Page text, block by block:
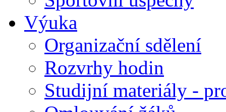
Výuka
Organizační sdělení
Rozvrhy hodin
Studijní materiály -